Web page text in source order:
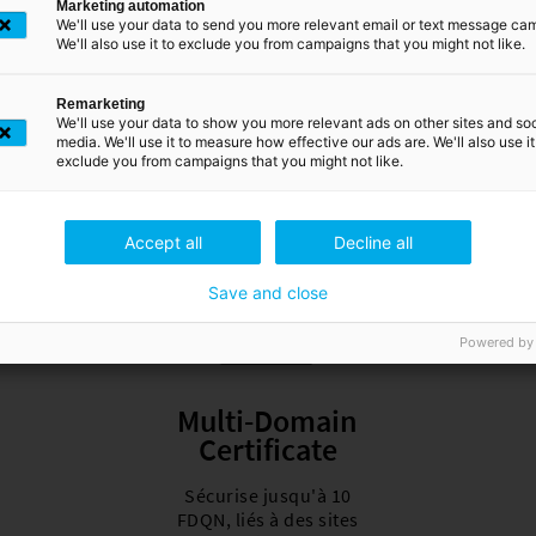
bon certificat
propose différents types de certificats SSL pour couvrir un
éventail de cas d'utilisation.
Multi-Domain
Certificate
Sécurise jusqu'à 10
FDQN, liés à des sites
Marketing automation
We'll use your data to send you more relevant email or text message
We'll also use it to exclude you from campaigns that you might not like.
Remarketing
We'll use your data to show you more relevant ads on other sites and
media. We'll use it to measure how effective our ads are. We'll also use
exclude you from campaigns that you might not like.
Accept all Decline all
Save and close
Powered by